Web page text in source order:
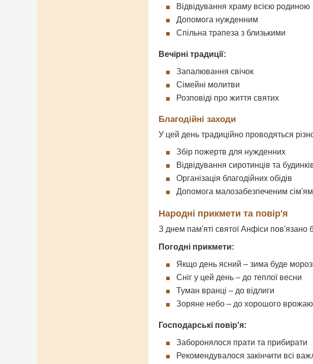
Відвідування храму всією родиною
Допомога нужденним
Спільна трапеза з близькими
Вечірні традиції:
Запалювання свічок
Сімейні молитви
Розповіді про життя святих
Благодійні заходи
У цей день традиційно проводяться
Збір пожертв для нужденних
Відвідування сиротинців та
Організація благодійних обідів
Допомога малозабезпеченим сім'ям
Народні прикмети та повір'я
З днем пам'яті святої Анфіси пов'язано
Погодні прикмети:
Якщо день ясний – зима буде
Сніг у цей день – до теплої весни
Туман вранці – до відлиги
Зоряне небо – до хорошого врожаю
Господарські повір'я:
Заборонялося прати та прибирати
Рекомендувалося закінчити всі